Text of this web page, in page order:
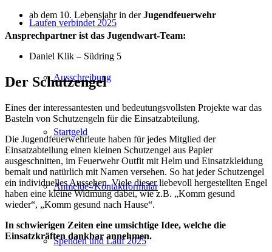
Laufen verbindet 2025
Ausschreibung
Startgeld
Anmelde-/Kontaktformular
Spenden und Lauf 2025
ab dem 10. Lebensjahr in derJugendfeuerwehr
Ansprechpartner ist das Jugendwart-Team:
Daniel Klik – Südring 5
Der Schutzengel
Eines der interessantesten und bedeutungsvollsten Projekte war das
Basteln von Schutzengeln für die Einsatzabteilung.
Die Jugendfeuerwehrleute haben für jedes Mitglied der
Einsatzabteilung einen kleinen Schutzengel aus Papier
ausgeschnitten, im Feuerwehr Outfit mit Helm und Einsatzkleidung
bemalt und natürlich mit Namen versehen. So hat jeder Schutzengel
ein individuelles Aussehen. Viele dieser liebevoll hergestellten Engel
haben eine kleine Widmung dabei, wie z.B. „Komm gesund
wieder“, „Komm gesund nach Hause“.
In schwierigen Zeiten eine umsichtige Idee, welche die
Einsatzkräften dankbar annehmen.